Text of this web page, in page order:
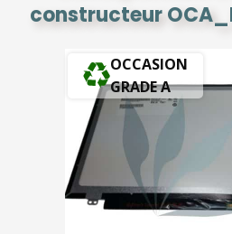
constructeur
OCCASION
GRADE A